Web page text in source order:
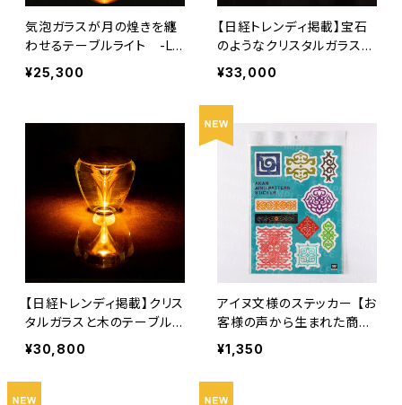
気泡ガラスが月の煌きを纏
わせるテーブルライト -Lu
na / ルナ –
¥25,300
【日経トレンディ掲載】宝石
のようなクリスタルガラスの
テーブルライト - Octagon
/ オクタゴン -
¥33,000
【日経トレンディ掲載】クリス
タルガラスと木のテーブルラ
イト - Shizuku / しずく -
¥30,800
アイヌ文様のステッカー 【お
客様の声から生まれた商
品】
¥1,350